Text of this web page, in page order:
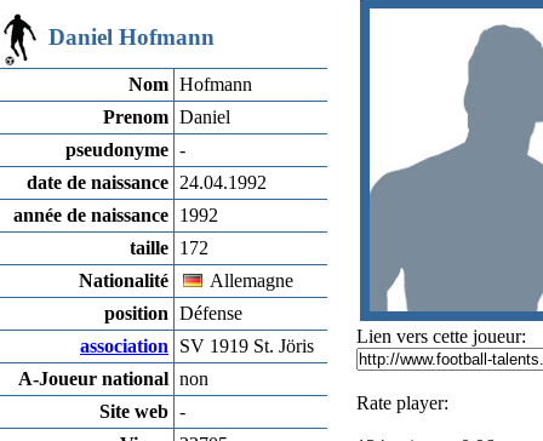
Daniel Hofmann
Nom Hofmann
Prenom Daniel
pseudonyme -
date de naissance 24.04.1992
année de naissance 1992
taille 172
Nationalité
Allemagne
position Défense
association
SV 1919 St. Jöris
A-Joueur national non
Site web -
Lien vers cette joueur:
Rate player: